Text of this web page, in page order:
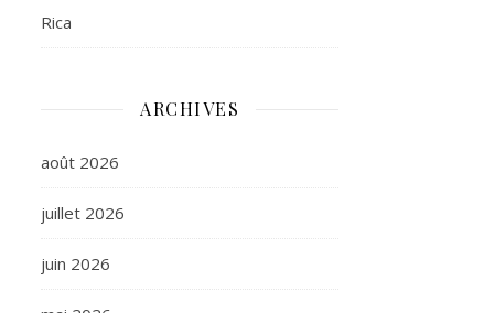
Rica
ARCHIVES
août 2026
juillet 2026
juin 2026